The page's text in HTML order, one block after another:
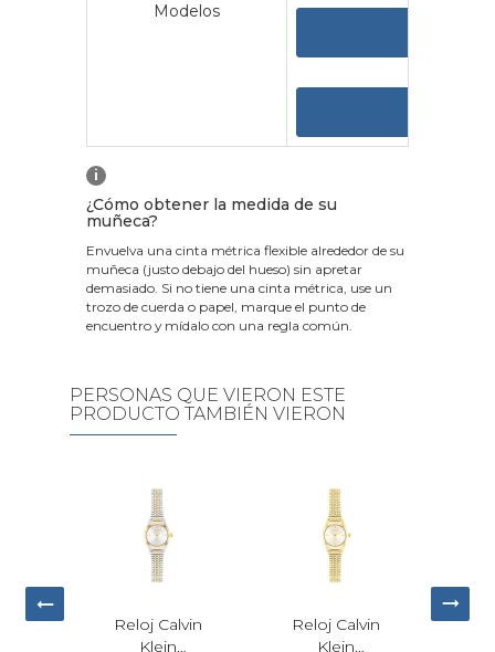
Modelos
i
¿Cómo obtener la medida de su
muñeca?
Envuelva una cinta métrica flexible alrededor de su
muñeca (justo debajo del hueso) sin apretar
demasiado. Si no tiene una cinta métrica, use un
trozo de cuerda o papel, marque el punto de
encuentro y mídalo con una regla común.
PERSONAS QUE VIERON ESTE
PRODUCTO TAMBIÉN VIERON
Reloj Calvin
Klein
Reloj Calvin
Klein Light